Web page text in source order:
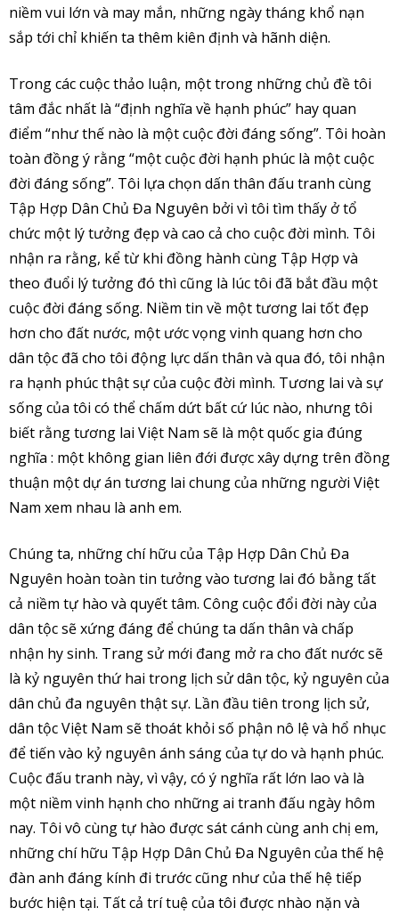
niềm vui lớn và may mắn, những ngày tháng khổ nạn
sắp tới chỉ khiến ta thêm kiên định và hãnh diện.
Trong các cuộc thảo luận, một trong những chủ đề tôi
tâm đắc nhất là “định nghĩa về hạnh phúc” hay quan
điểm “như thế nào là một cuộc đời đáng sống”. Tôi hoàn
toàn đồng ý rằng “một cuộc đời hạnh phúc là một cuộc
đời đáng sống”. Tôi lựa chọn dấn thân đấu tranh cùng
Tập Hợp Dân Chủ Đa Nguyên bởi vì tôi tìm thấy ở tổ
chức một lý tưởng đẹp và cao cả cho cuộc đời mình. Tôi
nhận ra rằng, kể từ khi đồng hành cùng Tập Hợp và
theo đuổi lý tưởng đó thì cũng là lúc tôi đã bắt đầu một
cuộc đời đáng sống. Niềm tin về một tương lai tốt đẹp
hơn cho đất nước, một ước vọng vinh quang hơn cho
dân tộc đã cho tôi động lực dấn thân và qua đó, tôi nhận
ra hạnh phúc thật sự của cuộc đời mình. Tương lai và sự
sống của tôi có thể chấm dứt bất cứ lúc nào, nhưng tôi
biết rằng tương lai Việt Nam sẽ là một quốc gia đúng
nghĩa : một không gian liên đới được xây dựng trên đồng
thuận một dự án tương lai chung của những người Việt
Nam xem nhau là anh em.
Chúng ta, những chí hữu của Tập Hợp Dân Chủ Đa
Nguyên hoàn toàn tin tưởng vào tương lai đó bằng tất
cả niềm tự hào và quyết tâm. Công cuộc đổi đời này của
dân tộc sẽ xứng đáng để chúng ta dấn thân và chấp
nhận hy sinh. Trang sử mới đang mở ra cho đất nước sẽ
là kỷ nguyên thứ hai trong lịch sử dân tộc, kỷ nguyên của
dân chủ đa nguyên thật sự. Lần đầu tiên trong lịch sử,
dân tộc Việt Nam sẽ thoát khỏi số phận nô lệ và hổ nhục
để tiến vào kỷ nguyên ánh sáng của tự do và hạnh phúc.
Cuộc đấu tranh này, vì vậy, có ý nghĩa rất lớn lao và là
một niềm vinh hạnh cho những ai tranh đấu ngày hôm
nay. Tôi vô cùng tự hào được sát cánh cùng anh chị em,
những chí hữu Tập Hợp Dân Chủ Đa Nguyên của thế hệ
đàn anh đáng kính đi trước cũng như của thế hệ tiếp
bước hiện tại. Tất cả trí tuệ của tôi được nhào nặn và